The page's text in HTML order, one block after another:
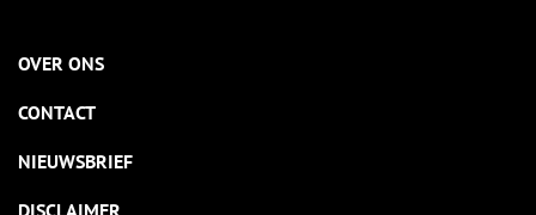
OVER ONS
CONTACT
NIEUWSBRIEF